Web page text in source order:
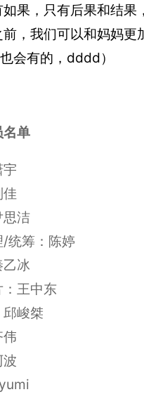
果，只有后果和结果
，我们可以和妈妈更
会有的，dddd）
名单
宇
佳
思洁
统筹：陈婷
冰
王中东
峻桀